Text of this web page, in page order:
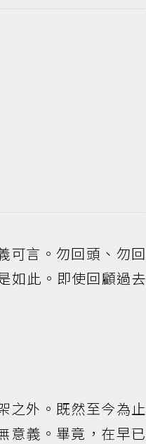
可言。勿回頭、勿回
如此。即使回顧過去
之外。既然至今為止
意義。畢竟，在早已